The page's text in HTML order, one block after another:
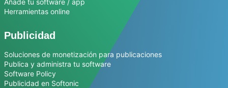
Herramientas online
Publicidad
Soluciones de monetización para publicaciones
Publica y administra tu software
Software Policy
Publicidad en Softonic